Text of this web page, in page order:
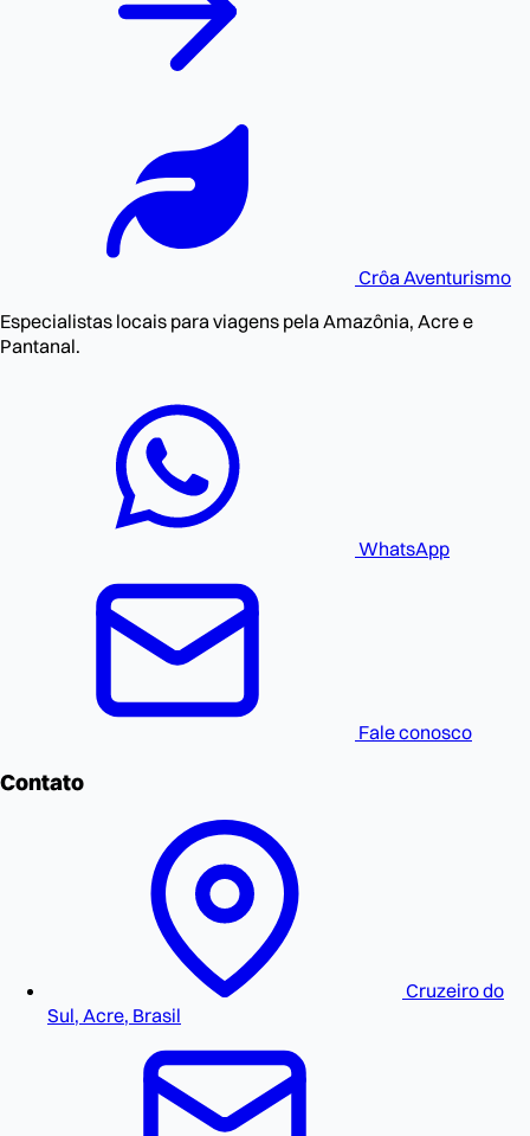
CrôaAventurismo
Especialistas locais para viagens pela Amazônia, Acre e
Pantanal.
WhatsApp
Fale conosco
Contato
Cruzeiro do
Sul, Acre, Brasil